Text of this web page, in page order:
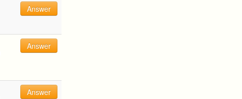
Answer
Answer
Answer